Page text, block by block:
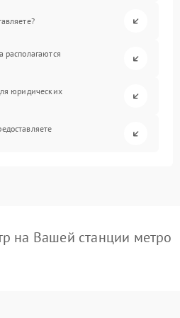
юридических
на Вашей станции метро